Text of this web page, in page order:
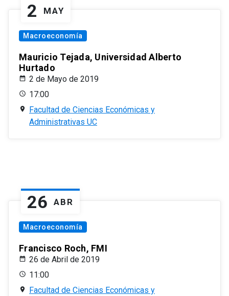
2 MAY
Macroeconomía
Mauricio Tejada, Universidad Alberto
Hurtado
2 de Mayo de 2019
17:00
Facultad de Ciencias Económicas y
Administrativas UC
26 ABR
Macroeconomía
Francisco Roch, FMI
26 de Abril de 2019
11:00
Facultad de Ciencias Económicas y